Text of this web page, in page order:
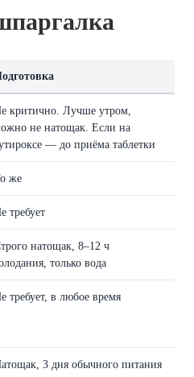
критично. Лучше утром,
не натощак. Если на
— до приёма таблетки
же
требует
натощак, 8–12 ч
только вода
требует, в любое время
3 дня обычного питания